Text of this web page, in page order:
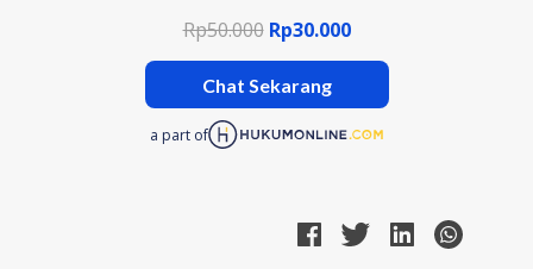
Rp50.000 Rp30.000
Chat Sekarang
a part of